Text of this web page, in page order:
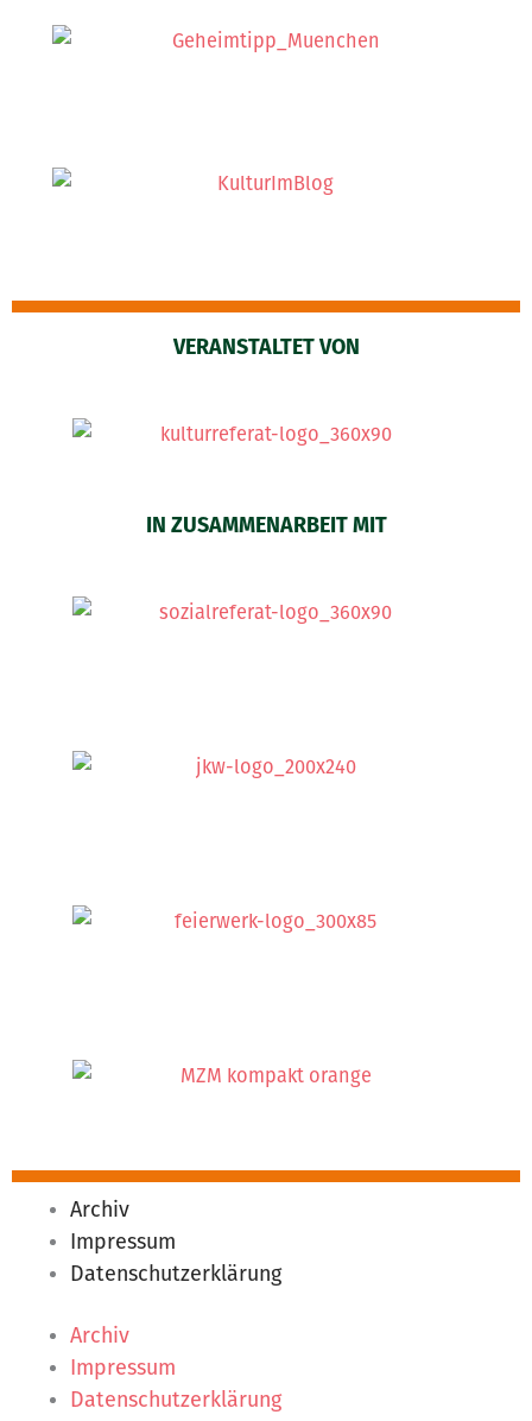
VERANSTALTET VON
IN ZUSAMMENARBEIT MIT
Archiv
Impressum
Datenschutzerklärung
Archiv
Impressum
Datenschutzerklärung